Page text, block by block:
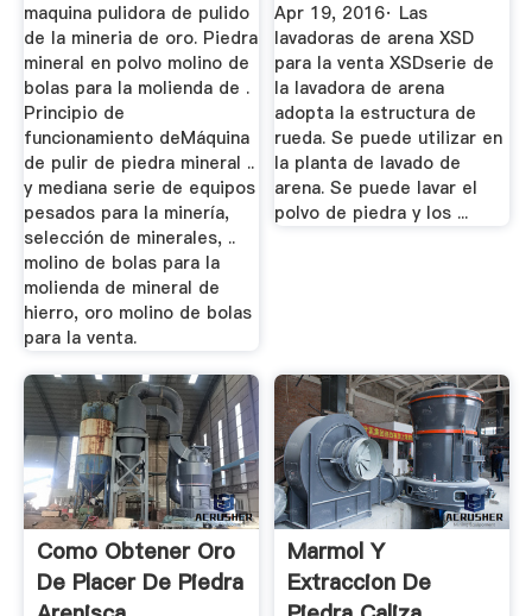
maquina pulidora de pulido
de la mineria de oro. Piedra
mineral en polvo molino de
bolas para la molienda de .
Principio de
funcionamiento deMáquina
de pulir de piedra mineral ..
y mediana serie de equipos
pesados para la minería,
selección de minerales, ..
molino de bolas para la
molienda de mineral de
hierro, oro molino de bolas
para la venta.
Apr 19, 2016· Las
lavadoras de arena XSD
para la venta XSDserie de
la lavadora de arena
adopta la estructura de
rueda. Se puede utilizar en
la planta de lavado de
arena. Se puede lavar el
polvo de piedra y los ...
Como Obtener Oro
De Placer De Piedra
Marmol Y
Extraccion De